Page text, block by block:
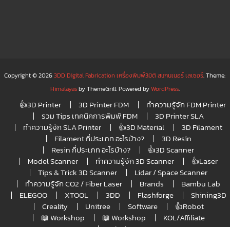
Copyright © 20263DD Digital Fabrication เครื่องพิมพ์3มิติ สแกนเนอร์ เลเซอร์. Theme:
Himalayasby ThemeGrill. Powered byWordPress.
👍3D Printer 3D Printer FDM
ทำความรู้จัก FDM Printer
รวม Tips เทคนิคการพิมพ์ FDM
3D Printer SLA
ทำความรู้จัก SLA Printer
👍3D Material
3D Filament
Filament กี่ประเภท อะไรบ้าง?
3D Resin
Resin กี่ประเภท อะไรบ้าง?
👍3D Scanner
Model Scanner
ทำความรู้จัก 3D Scanner
👍Laser
Tips & Trick 3D Scanner
Lidar / Space Scanner
ทำความรู้จัก CO2 / Fiber Laser
Brands
Bambu Lab
ELEGOO
XTOOL 3DD Flashforge
Shining3D
Creality
Unitree Software
👍Robot
📖 Workshop
📖 Workshop
KOL/Affiliate